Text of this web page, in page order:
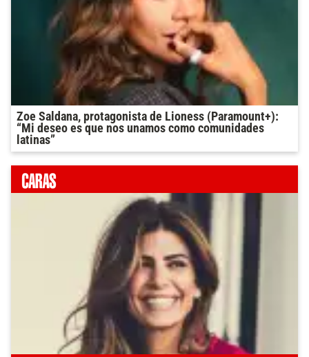
Zoe Saldana, protagonista de Lioness (Paramount+):
“Mi deseo es que nos unamos como comunidades
latinas”